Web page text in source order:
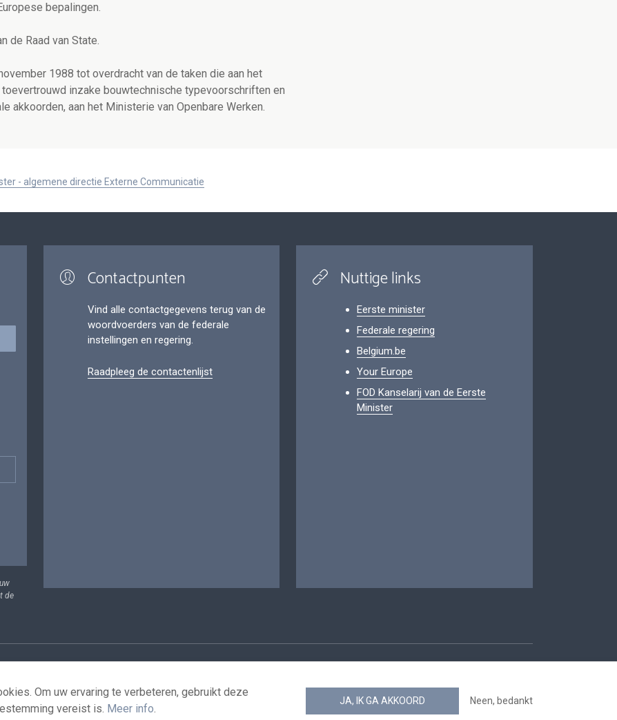
bepalingen.
de Raad van State.
1988 tot overdracht van de taken die aan het
inzake bouwtechnische typevoorschriften en
akkoorden, aan het Ministerie van Openbare Werken.
- algemene directie Externe Communicatie
de
Contactpunten
Vind alle contactgegevens terug van de
woordvoerders van de federale
instellingen en regering.
Raadpleeg de contactenlijst
Nuttige links
Eerste minister
Federale regering
Belgium.be
Your Europe
FOD Kanselarij van de Eerste
Minister
Om uw ervaring te verbeteren, gebruikt deze
vereist is. Meer info.
JA, IK GA AKKOORD Neen, bedankt